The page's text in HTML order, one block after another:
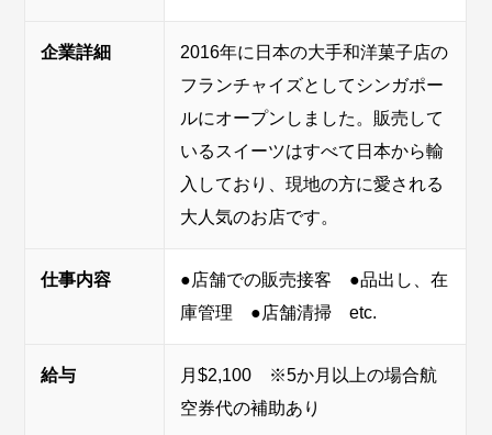
企業詳細
2016年に日本の大手和洋菓子店の
フランチャイズとしてシンガポー
ルにオープンしました。販売して
いるスイーツはすべて日本から輸
入しており、現地の方に愛される
大人気のお店です。
仕事内容
●店舗での販売接客 ●品出し、在
庫管理 ●店舗清掃 etc.
給与
月$2,100 ※5か月以上の場合航
空券代の補助あり